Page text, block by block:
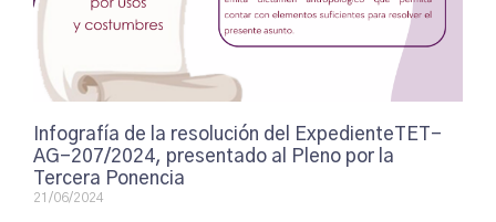
Infografía de la resolución del ExpedienteTET-
AG-207/2024, presentado al Pleno por la
Tercera Ponencia
21/06/2024